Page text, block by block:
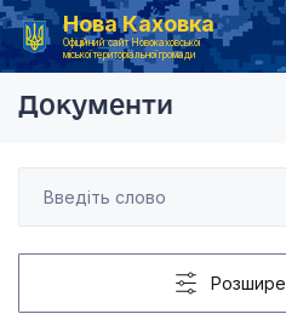
Нова Каховка
Офіційний сайт Новокаховської
міської територіальної громади
Головна
Документи